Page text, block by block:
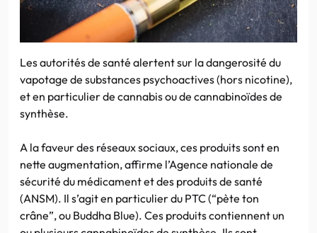
Les autorités de santé alertent sur la dangerosité du
vapotage de substances psychoactives (hors nicotine),
et en particulier de cannabis ou de cannabinoïdes de
synthèse.
A la faveur des réseaux sociaux, ces produits sont en
nette augmentation, affirme l’Agence nationale de
sécurité du médicament et des produits de santé
(ANSM). Il s’agit en particulier du PTC (“pète ton
crâne”, ou Buddha Blue). Ces produits contiennent un